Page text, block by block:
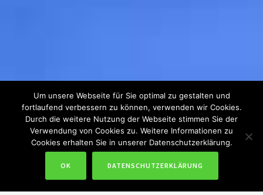
Um unsere Webseite für Sie optimal zu gestalten und
fortlaufend verbessern zu können, verwenden wir Cookies.
Durch die weitere Nutzung der Webseite stimmen Sie der
Verwendung von Cookies zu. Weitere Informationen zu
Cookies erhalten Sie in unserer Datenschutzerklärung.
OK DATENSCHUTZERKLÄRUNG